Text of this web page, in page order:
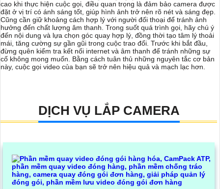
cao khi thực hiện cuộc gọi, điều quan trọng là đảm bảo camera được
đặt ở vị trí có ánh sáng tốt, giúp hình ảnh trở nên rõ nét và sáng đẹp.
Cũng cần giữ khoảng cách hợp lý với người đối thoại để tránh ảnh
hưởng đến chất lượng âm thanh. Trong suốt quá trình gọi, hãy chú ý
đến nội dung và lựa chọn góc quay hợp lý, đồng thời tạo tâm lý thoải
mái, tăng cường sự gần gũi trong cuộc trao đổi. Trước khi bắt đầu,
đừng quên kiểm tra kết nối internet và âm thanh để tránh những sự
cố không mong muốn. Bằng cách tuân thủ những nguyên tắc cơ bản
này, cuộc gọi video của bạn sẽ trở nên hiệu quả và mạch lạc hơn.
DỊCH VỤ LẮP CAMERA